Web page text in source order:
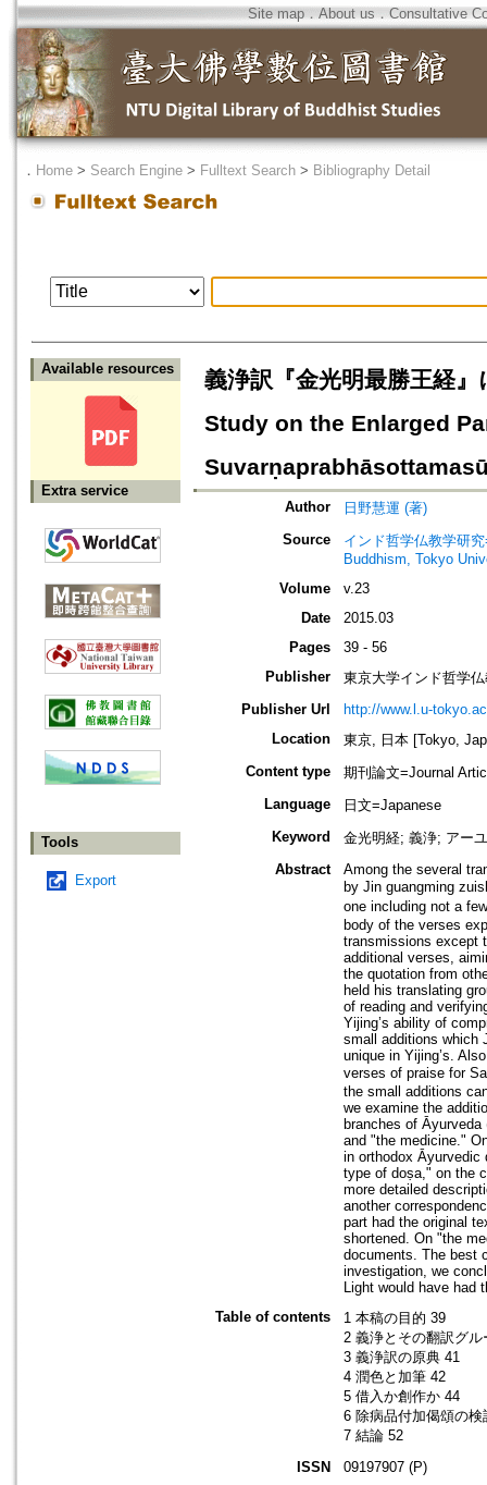
Site map．About us ． Consultative
． Home > Search Engine > Fulltext Search > Bibliography Detail
Available resources
Extra service
Tools
Export
義浄訳『金光明最勝王経
Study on the Enlarged
Author
日野慧運 (著)
Source
インド哲学仏教学研
Buddhism, Tokyo
Volume
v.23
Date
2015.03
Pages
39 - 56
Publisher
東京大学インド哲学
Publisher Url
http://www.l.u-
Location
東京, 日本 [Tokyo,
Content type
期刊論文=Journal
Language
日文=Japanese
Keyword
金光明経; 義浄; アー
Abstract
Among the several
by Jin guangming
one including not a
body of the verses
transmissions except
additional verses,
the quotation from
held his translating
of reading and
Yijing’s ability of
small additions which
unique in Yijing’s.
verses of praise for
the small additions
we examine the
branches of
and "the medicine."
in orthodox Āyurvedic
type of doṣa," on the
more detailed
another
part had the original
shortened. On "the
documents. The best
investigation, we
Light would have had
Table of contents
1 本稿の目的 39
2 義浄とその翻訳グ
3 義浄訳の原典 41
4 潤色と加筆 42
5 借入か創作か 44
6 除病品付加偈頌の検
7 結論 52
ISSN
09197907 (P)